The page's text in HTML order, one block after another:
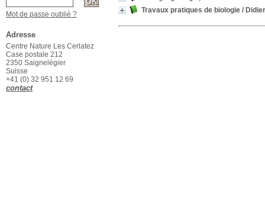
Travaux pratiques de biologie /
Mot de passe oublié ?
Adresse
Centre Nature Les Cerlatez
Case postale 212
2350 Saignelégier
Suisse
+41 (0) 32 951 12 69
contact